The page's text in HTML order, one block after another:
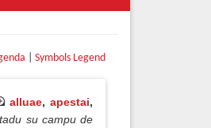
Symbols Legend
alluae,apestai,
su campu de